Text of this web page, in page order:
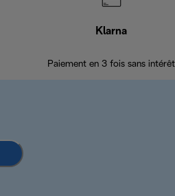
Klarna
Paiement en 3 fois sans intérêt